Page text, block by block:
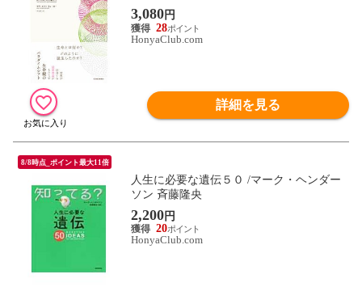
谷淳
3,080円
28
HonyaClub.com
詳細を見る
8/8時点_ポイント最大11倍
人生に必要な遺伝５０ /マーク・ヘンダー
ソン 斉藤隆央
2,200円
20
HonyaClub.com